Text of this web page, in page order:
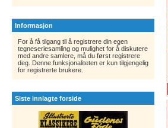
Informasjon
For å få tilgang til å registrere din egen
tegneseriesamling og mulighet for å diskutere
med andre samlere, må du først registrere
deg. Denne funksjonaliteten er kun tilgjengelig
for registrerte brukere.
Siste innlagte forside